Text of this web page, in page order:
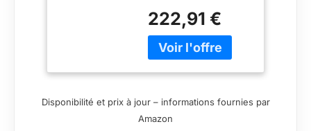
ce brasero élégant de
Perel. CHALEUR: À
installer au jardin ou
soirées d'hiver en
extérieur. GRAND
222,91 €
Disponibilité et prix à jour – informations fournies par
Amazon